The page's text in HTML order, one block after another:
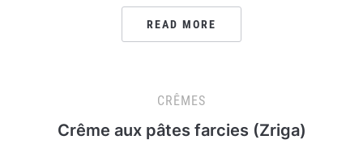
READ MORE
CRÊMES
Crême aux pâtes farcies (Zriga)